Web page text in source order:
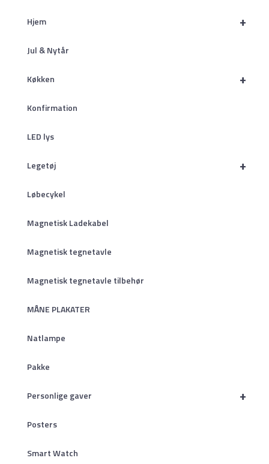
+
Hjem
Jul & Nytår
+
Køkken
Konfirmation
LED lys
+
Legetøj
Løbecykel
Magnetisk Ladekabel
Magnetisk tegnetavle
Magnetisk tegnetavle tilbehør
MÅNE PLAKATER
Natlampe
Pakke
+
Personlige gaver
Posters
Smart Watch